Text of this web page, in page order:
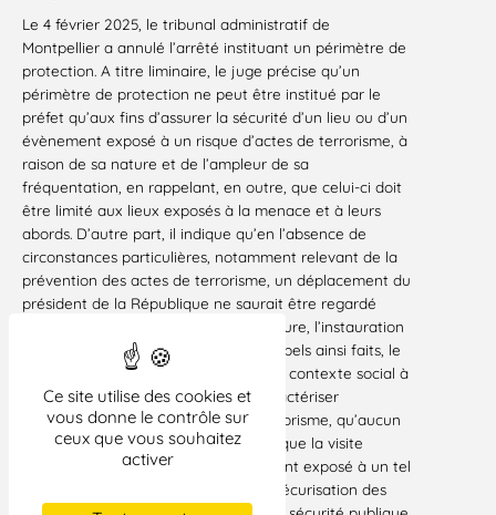
Ce site utilise des cookies et
vous donne le contrôle sur
ceux que vous souhaitez
activer
Le 4 février 2025, le tribunal administratif de
Montpellier a annulé l’arrêté instituant un périmètre de
protection. A titre liminaire, le juge précise qu’un
périmètre de protection ne peut être institué par le
préfet qu’aux fins d’assurer la sécurité d’un lieu ou d’un
évènement exposé à un risque d’actes de terrorisme, à
raison de sa nature et de l’ampleur de sa
fréquentation, en rappelant, en outre, que celui-ci doit
être limité aux lieux exposés à la menace et à leurs
abords. D’autre part, il indique qu’en l’absence de
circonstances particulières, notamment relevant de la
prévention des actes de terrorisme, un déplacement du
président de la République ne saurait être regardé
comme justifiant à lui seul, par sa nature, l’instauration
d’un périmètre de protection. Ces rappels ainsi faits, le
juge annule l’arrêté aux motifs que le contexte social à
la date de l’arrêté ne suffit pas à caractériser
l’existence d’un risque d’actes de terrorisme, qu’aucun
élément n’est rapporté pour justifier que la visite
présidentielle constituait un événement exposé à un tel
risque et, qu’enfin, les impératifs de sécurisation des